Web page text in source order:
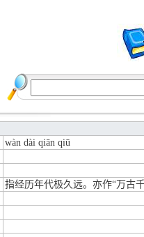
wàn dài qiān qiū
指经历年代极久远。亦作“万古千